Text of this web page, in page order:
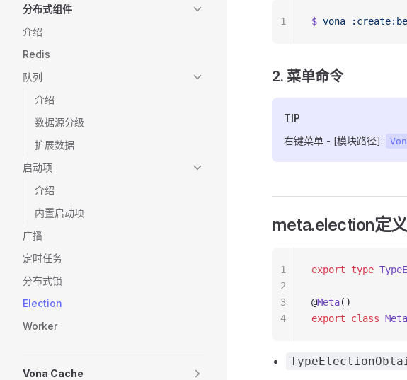
分布式组件
介绍
Redis
队列
介绍
数据源分级
扩展数据
启动项
介绍
内置启动项
广播
定时任务
分布式锁
Election
Worker
Vona Cache
$ vona
1
2. 菜单命令
TIP
右键菜单 - [模块路径]:
meta.election定义
export type
@Meta()
export class
1
2
3
4